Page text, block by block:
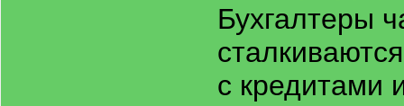
Бухгалтеры
с кредитами